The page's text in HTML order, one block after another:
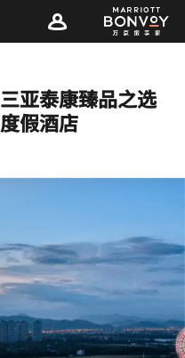
三亚泰康臻品之选
度假酒店